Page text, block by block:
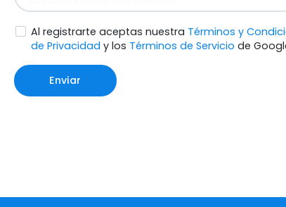
Al registrarte aceptas nuestra Términos y
de Privacidad y los Términos de Servicio de
Enviar